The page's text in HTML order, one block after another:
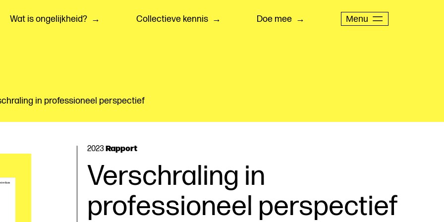
Wat is ongelijkheid? Collectieve kennis Doe mee Menu
in professioneel perspectief
2023Rapport
Verschraling in
professioneel perspectief